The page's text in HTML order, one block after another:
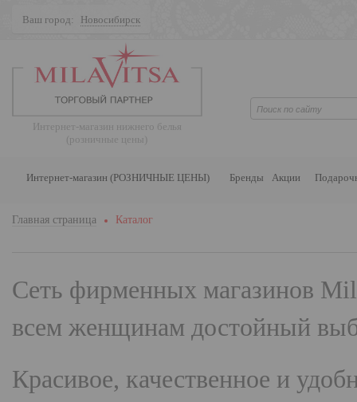
Ваш город: Новосибирск
Интернет-магазин нижнего белья
(розничные цены)
Интернет-магазин (РОЗНИЧНЫЕ ЦЕНЫ) Бренды Акции
Главная страница Каталог
Сеть фирменных магазинов
всем женщинам достойный
Красивое, качественное и